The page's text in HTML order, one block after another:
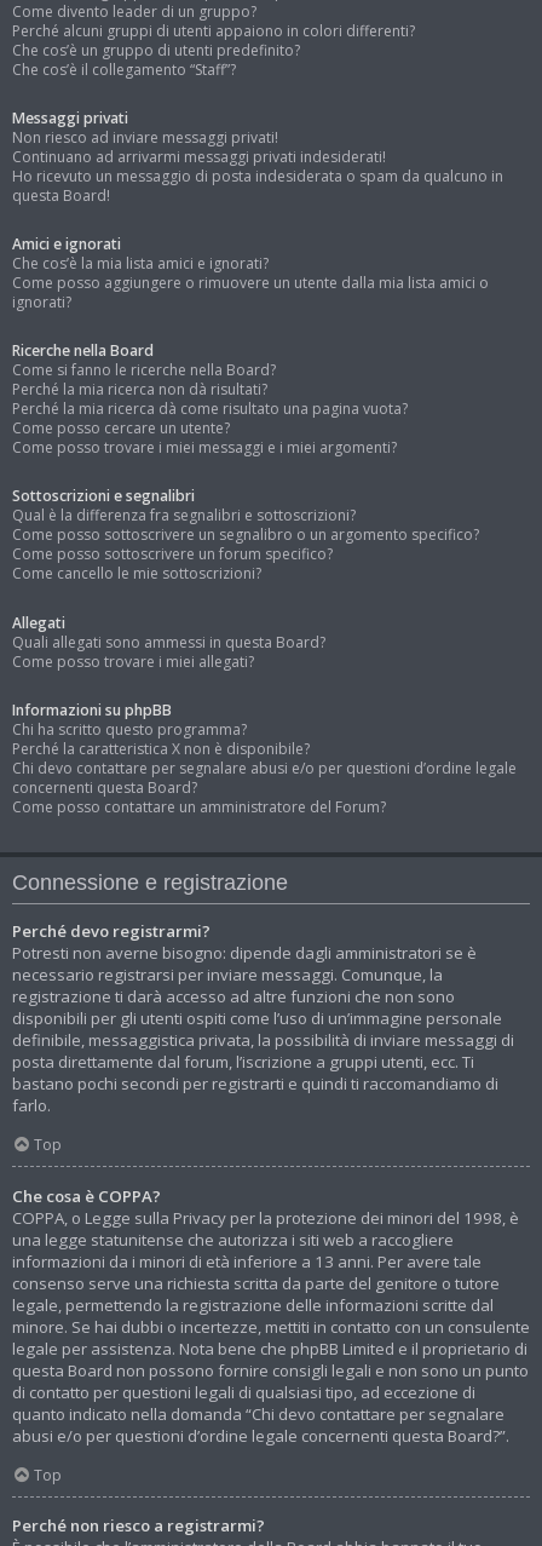
Come divento leader di un gruppo?
Perché alcuni gruppi di utenti appaiono in colori differenti?
Che cos’è un gruppo di utenti predefinito?
Che cos’è il collegamento “Staff”?
Messaggi privati
Non riesco ad inviare messaggi privati!
Continuano ad arrivarmi messaggi privati indesiderati!
Ho ricevuto un messaggio di posta indesiderata o spam da qualcuno in
questa Board!
Amici e ignorati
Che cos’è la mia lista amici e ignorati?
Come posso aggiungere o rimuovere un utente dalla mia lista amici o
ignorati?
Ricerche nella Board
Come si fanno le ricerche nella Board?
Perché la mia ricerca non dà risultati?
Perché la mia ricerca dà come risultato una pagina vuota?
Come posso cercare un utente?
Come posso trovare i miei messaggi e i miei argomenti?
Sottoscrizioni e segnalibri
Qual è la differenza fra segnalibri e sottoscrizioni?
Come posso sottoscrivere un segnalibro o un argomento specifico?
Come posso sottoscrivere un forum specifico?
Come cancello le mie sottoscrizioni?
Allegati
Quali allegati sono ammessi in questa Board?
Come posso trovare i miei allegati?
Informazioni su phpBB
Chi ha scritto questo programma?
Perché la caratteristica X non è disponibile?
Chi devo contattare per segnalare abusi e/o per questioni d’ordine legale
concernenti questa Board?
Come posso contattare un amministratore del Forum?
Connessione e registrazione
Perché devo registrarmi?
Potresti non averne bisogno: dipende dagli amministratori se è
necessario registrarsi per inviare messaggi. Comunque, la
registrazione ti darà accesso ad altre funzioni che non sono
disponibili per gli utenti ospiti come l’uso di un’immagine personale
definibile, messaggistica privata, la possibilità di inviare messaggi di
posta direttamente dal forum, l’iscrizione a gruppi utenti, ecc. Ti
bastano pochi secondi per registrarti e quindi ti raccomandiamo di
farlo.
Top
Che cosa è COPPA?
COPPA, o Legge sulla Privacy per la protezione dei minori del 1998, è
una legge statunitense che autorizza i siti web a raccogliere
informazioni da i minori di età inferiore a 13 anni. Per avere tale
consenso serve una richiesta scritta da parte del genitore o tutore
legale, permettendo la registrazione delle informazioni scritte dal
minore. Se hai dubbi o incertezze, mettiti in contatto con un consulente
legale per assistenza. Nota bene che phpBB Limited e il proprietario di
questa Board non possono fornire consigli legali e non sono un punto
di contatto per questioni legali di qualsiasi tipo, ad eccezione di
quanto indicato nella domanda “Chi devo contattare per segnalare
abusi e/o per questioni d’ordine legale concernenti questa Board?”.
Top
Perché non riesco a registrarmi?